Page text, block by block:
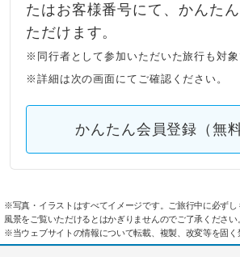
たはお客様番号にて、かんた
ただけます。
※同行者として参加いただいた旅行も対象
※詳細は次の画面にてご確認ください。
かんたん会員登録（無料
※写真・イラストはすべてイメージです。ご旅行中に必ず
風景をご覧いただけるとはかぎりませんのでご了承ください
※当ウェブサイトの情報について転載、複製、改変等を固く